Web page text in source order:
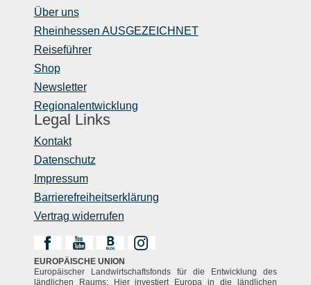
Über uns
Rheinhessen AUSGEZEICHNET
Reiseführer
Shop
Newsletter
Regionalentwicklung
Legal Links
Kontakt
Datenschutz
Impressum
Barrierefreiheitserklärung
Vertrag widerrufen
EUROPÄISCHE UNION
Europäischer Landwirtschaftsfonds für die Entwicklung des
ländlichen Raums: Hier investiert Europa in die ländlichen